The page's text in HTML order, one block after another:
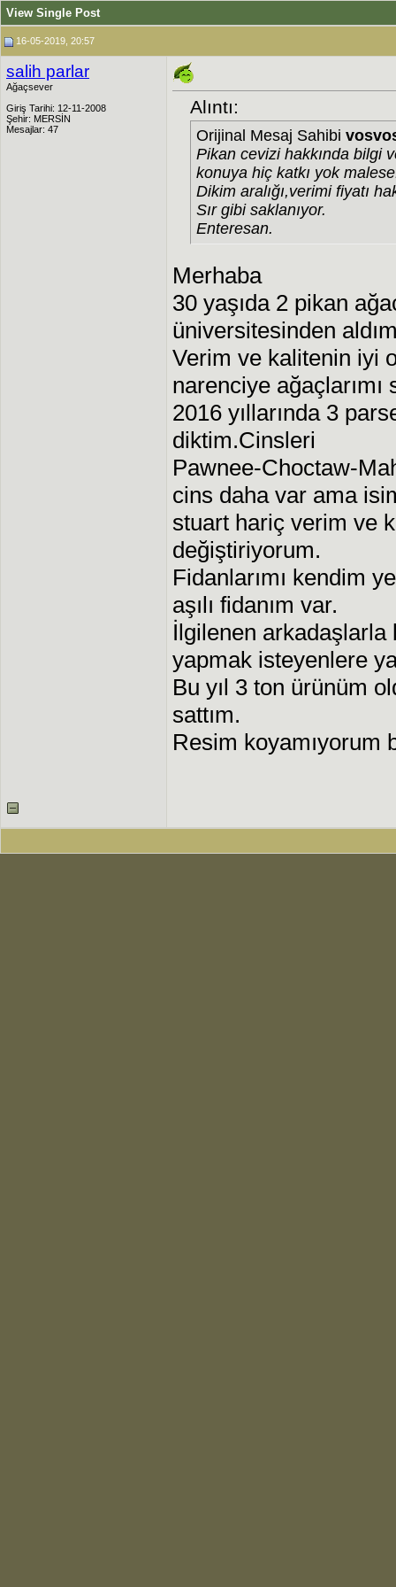
View Single Post
16-05-2019, 20:57
salih parlar
Ağaçsever
Giriş Tarihi: 12-11-2008
Şehir: MERSİN
Mesajlar: 47
Alıntı:
Orijinal Mesaj Sahibi
Pikan cevizi hakkında bilgi
konuya hiç katkı yok
Dikim aralığı,verimi fiyatı
Sır gibi saklanıyor.
Enteresan.
Merhaba
30 yaşıda 2 pikan
üniversitesinden
Verim ve kalitenin iyi
narenciye
2016 yıllarında 3
diktim.Cinsleri
Pawnee-Choctaw-
cins daha var ama
stuart hariç verim ve
değiştiriyorum.
Fidanlarımı kendim
aşılı fidanım var.
İlgilenen arkadaşlarla
yapmak isteyenlere
Bu yıl 3 ton ürünüm
sattım.
Resim koyamıyorum